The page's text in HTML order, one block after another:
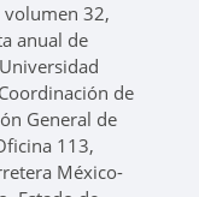
volumen 32,
anual de
de
General de
113,
México-